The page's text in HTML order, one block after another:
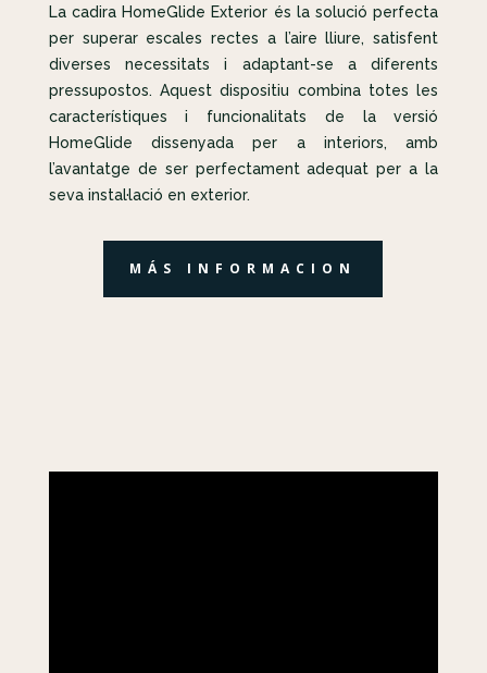
La cadira HomeGlide Exterior és la solució perfecta
per superar escales rectes a l’aire lliure, satisfent
diverses necessitats i adaptant-se a diferents
pressupostos. Aquest dispositiu combina totes les
característiques i funcionalitats de la versió
HomeGlide dissenyada per a interiors, amb
l’avantatge de ser perfectament adequat per a la
seva instal·lació en exterior.
MÁS INFORMACION